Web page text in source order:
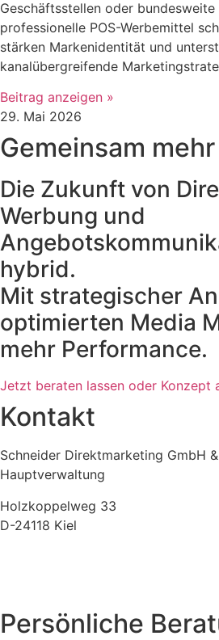
Geschäftsstellen oder
professionelle POS-Werbemittel
stärken Markenidentität und
kanalübergreifende
Beitrag anzeigen »
29. Mai 2026
Gemeinsam
Die Zukunft von
Werbung und
hybrid.
Mit strategischer
optimierten Media
mehr Performance.
Jetzt beraten lassen oder Konzept
Kontakt
Schneider Direktmarketing GmbH
Hauptverwaltung
Holzkoppelweg 33
D-24118 Kiel
Persönliche